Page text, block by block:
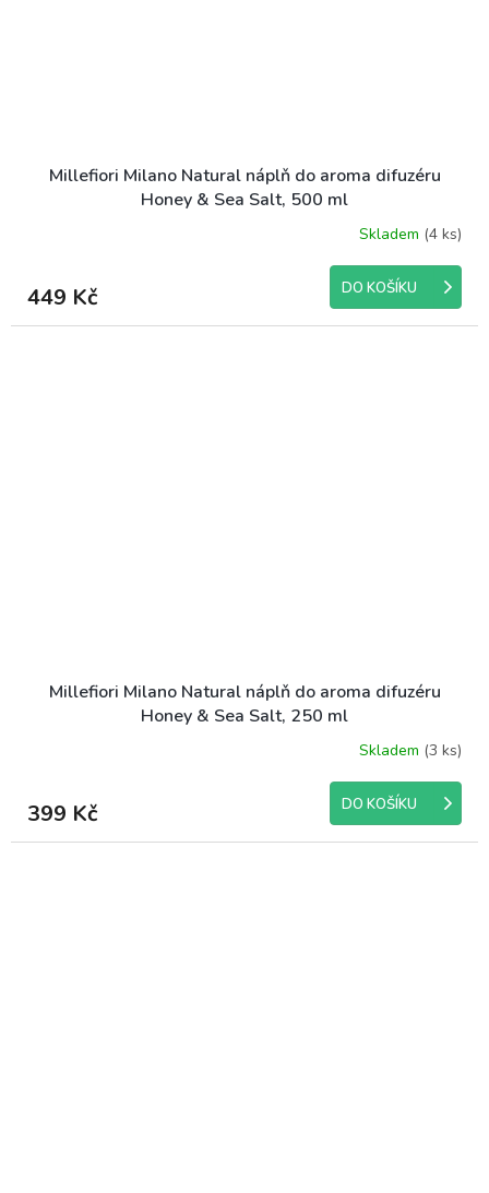
Millefiori Milano Natural náplň do aroma difuzéru
Honey & Sea Salt, 500 ml
Skladem (4 ks)
449 Kč DO KOŠÍKU
Millefiori Milano Natural náplň do aroma difuzéru
Honey & Sea Salt, 250 ml
Skladem (3 ks)
399 Kč DO KOŠÍKU